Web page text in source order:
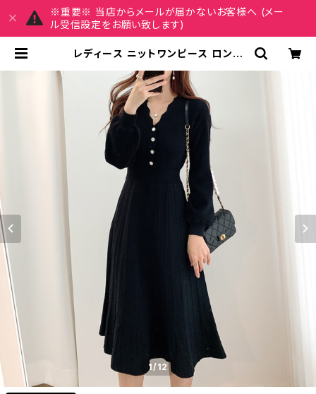
※重要※ 当店からメールが届かないお客様へ (メー
ル受信設定をお願い致します)
レディース ニットワンピース ロング
袖 上品 エレガント きれいめ シンプル
通勤 デート 秋冬 春 カジュアル 可愛
い 韓国風 着痩せ 体型カバー ブラッ
ク ベージュ カーキ 3色展開 フレアス
カート C-OSS0166 | MY CHAR
M マイチャーム ワンピース スカート
レディースファッション 通販
1/12